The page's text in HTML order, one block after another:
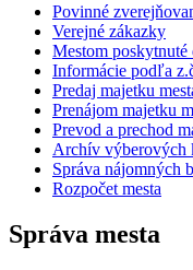
Povinné
Verejné zákazky
Mestom poskytnuté
Informácie podľa
Predaj majetku
Prenájom majetku
Prevod a prechod
Archív výberových
Správa nájomných
Rozpočet mesta
Správa mesta